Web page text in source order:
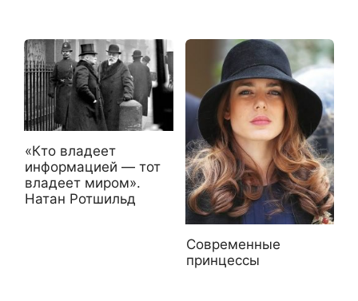
«Кто владеет
информацией — тот
владеет миром».
Натан Ротшильд
Современные
принцессы